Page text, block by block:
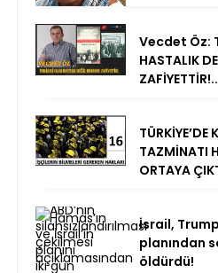
Vecdet Öz:
HASTALIK
ZAFİYETTİR!..
TÜRKİYE’DE
TAZMİNATI
ORTAYA
İsrail,
planından
öldürdü!